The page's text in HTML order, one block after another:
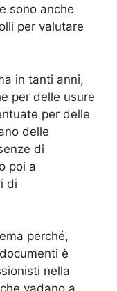
sono anche
per valutare
in tanti anni,
per delle usure
per delle
delle
di
poi a
di
perché,
è
nella